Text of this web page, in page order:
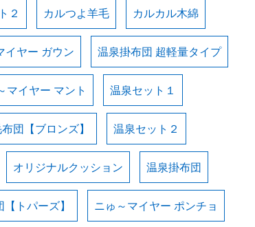
２ カルつよ羊毛 カルカル木綿
イヤー ガウン 温泉掛布団 超軽量タイプ
マイヤー マント 温泉セット１
団【ブロンズ】 温泉セット２
オリジナルクッション 温泉掛布団
トパーズ】 ニゅ～マイヤー ポンチョ